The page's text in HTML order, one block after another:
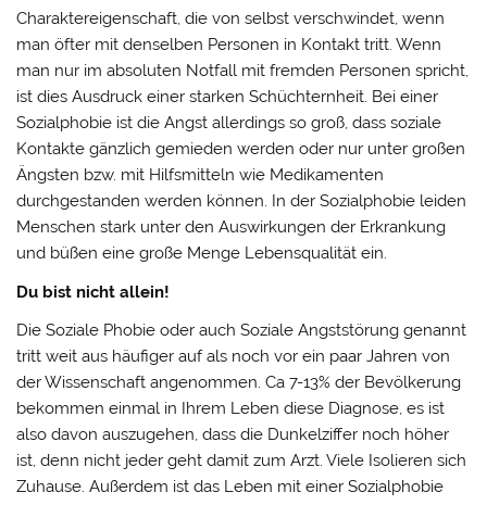
Charaktereigenschaft, die von selbst verschwindet, wenn
man öfter mit denselben Personen in Kontakt tritt. Wenn
man nur im absoluten Notfall mit fremden Personen spricht,
ist dies Ausdruck einer starken Schüchternheit. Bei einer
Sozialphobie ist die Angst allerdings so groß, dass soziale
Kontakte gänzlich gemieden werden oder nur unter großen
Ängsten bzw. mit Hilfsmitteln wie Medikamenten
durchgestanden werden können. In der Sozialphobie leiden
Menschen stark unter den Auswirkungen der Erkrankung
und büßen eine große Menge Lebensqualität ein.
Du bist nicht allein!
Die Soziale Phobie oder auch Soziale Angststörung genannt
tritt weit aus häufiger auf als noch vor ein paar Jahren von
der Wissenschaft angenommen. Ca 7-13% der Bevölkerung
bekommen einmal in Ihrem Leben diese Diagnose, es ist
also davon auszugehen, dass die Dunkelziffer noch höher
ist, denn nicht jeder geht damit zum Arzt. Viele Isolieren sich
Zuhause. Außerdem ist das Leben mit einer Sozialphobie